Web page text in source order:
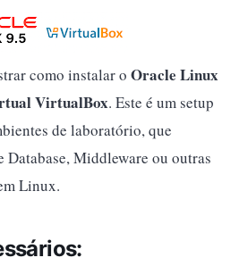
como instalar o Oracle Linux
VirtualBox. Este é um setup
de laboratório, que
Database, Middleware ou outras
Linux.